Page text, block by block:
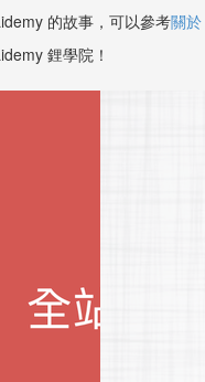
的故事，可以參考關
鋰學院！